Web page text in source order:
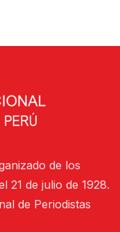
de los
21 de julio de 1928.
de Periodistas